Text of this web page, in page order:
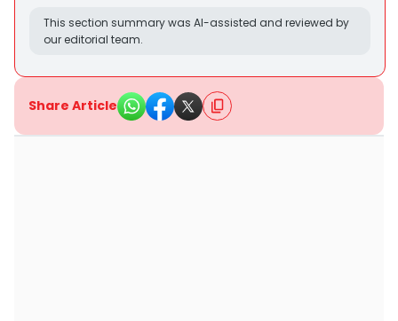
This section summary was AI-assisted and reviewed by
our editorial team.
Share Article